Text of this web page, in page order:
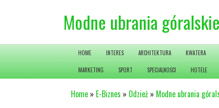
Modne ubrania
HOME INTERES ARCHITEKTURA KWATERA
MARKETING SPORT SPECJALNOŚCI HOTELE
Home » E-Biznes » Odzież » Modne ubrania